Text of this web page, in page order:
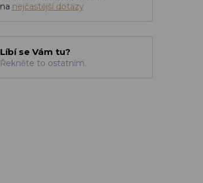
na nejčastější dotazy
Líbí se Vám tu?
Řekněte to ostatním.